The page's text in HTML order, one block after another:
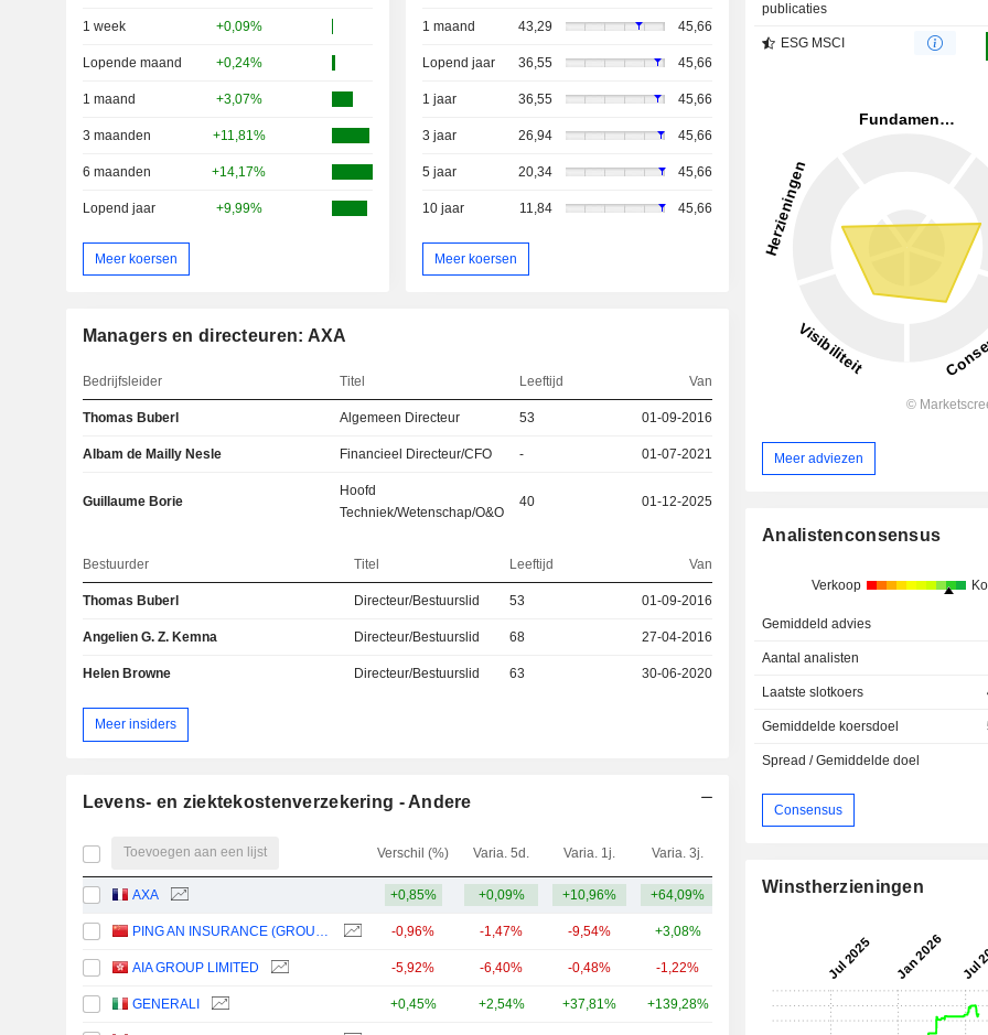
1 week +0,09%
Lopende maand +0,24%
1 maand +3,07%
3 maanden +11,81%
6 maanden +14,17%
Lopend jaar +9,99%
Meer koersen
1 maand 43,29 45,66
Lopend jaar 36,55 45,66
1 jaar 36,55 45,66
3 jaar 26,94 45,66
5 jaar 20,34 45,66
10 jaar 11,84 45,66
Meer koersen
Managers en directeuren: AXA
Bedrijfsleider Titel Leeftijd Van
Thomas Buberl Algemeen Directeur 53 01-09-2016
Albam de Mailly Nesle Financieel Directeur/CFO - 01-07-2021
Guillaume Borie
Hoofd
Techniek/Wetenschap/O&O
40 01-12-2025
Bestuurder Titel Leeftijd Van
Thomas Buberl Directeur/Bestuurslid 53 01-09-2016
Angelien G. Z. Kemna Directeur/Bestuurslid 68 27-04-2016
Helen Browne Directeur/Bestuurslid 63 30-06-2020
Meer insiders
Levens- en ziektekostenverzekering - Andere
Toevoegen aan een lijst Verschil (%) Varia. 5d. Varia. 1j. Varia. 3j.
AXA +0,85% +0,09% +10,96% +64,09% 104 mld.
-0,96% -1,47% -9,54% +3,08%
AIA GROUP LIMITED -5,92% -6,40% -0,48% -1,22%
GENERALI +0,45% +2,54% +37,81% +139,28% 77,09 mld.
publicaties
ESG MSCI
Meer adviezen
Analistenconsensus
Verkoop
Gemiddeld advies
Aantal analisten
Laatste slotkoers
Gemiddelde koersdoel
Spread / Gemiddelde doel
Consensus
Winstherzieningen